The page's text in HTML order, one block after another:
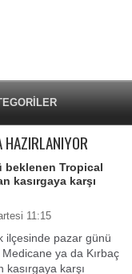
HAZIRLANIYOR
beklenen Tropical
kasırgaya karşı
11:15
ilçesinde pazar günü
ya da Kırbaç
kasırgaya karşı